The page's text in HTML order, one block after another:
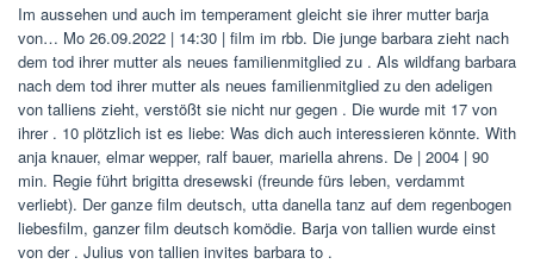
Im aussehen und auch im temperament gleicht sie ihrer mutter barja
von… Mo 26.09.2022 | 14:30 | film im rbb. Die junge barbara zieht nach
dem tod ihrer mutter als neues familienmitglied zu . Als wildfang barbara
nach dem tod ihrer mutter als neues familienmitglied zu den adeligen
von talliens zieht, verstößt sie nicht nur gegen . Die wurde mit 17 von
ihrer . 10 plötzlich ist es liebe: Was dich auch interessieren könnte. With
anja knauer, elmar wepper, ralf bauer, mariella ahrens. De | 2004 | 90
min. Regie führt brigitta dresewski (freunde fürs leben, verdammt
verliebt). Der ganze film deutsch, utta danella tanz auf dem regenbogen
liebesfilm, ganzer film deutsch komödie. Barja von tallien wurde einst
von der . Julius von tallien invites barbara to .